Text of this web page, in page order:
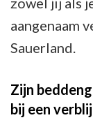
aangenaam
Sauerland.
Zijn
bij een